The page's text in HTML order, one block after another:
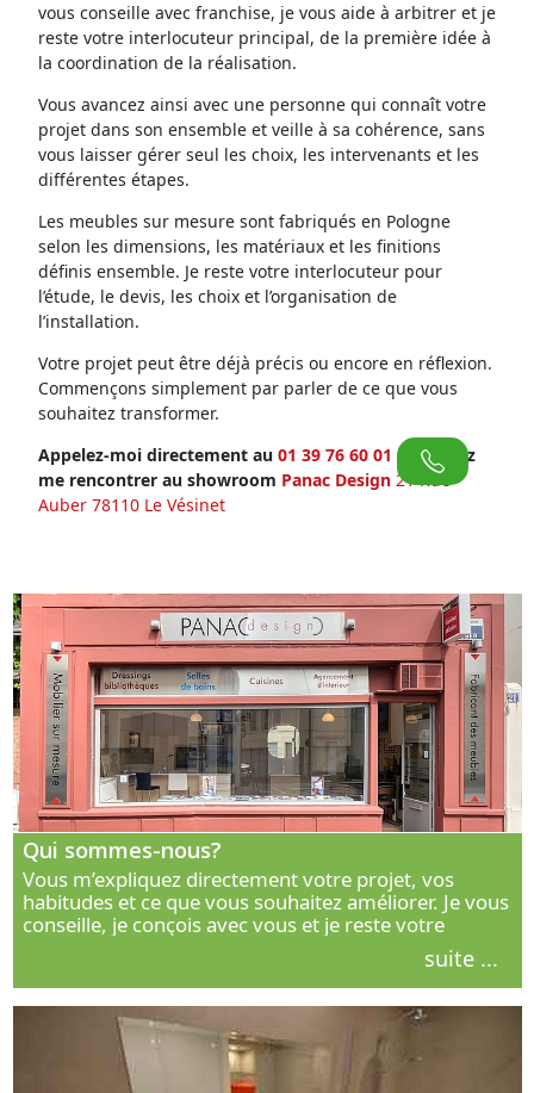
vous conseille avec franchise, je vous aide à arbitrer et je
reste votre interlocuteur principal, de la première idée à
la coordination de la réalisation.
Vous avancez ainsi avec une personne qui connaît votre
projet dans son ensemble et veille à sa cohérence, sans
vous laisser gérer seul les choix, les intervenants et les
différentes étapes.
Les meubles sur mesure sont fabriqués en Pologne
selon les dimensions, les matériaux et les finitions
définis ensemble. Je reste votre interlocuteur pour
l’étude, le devis, les choix et l’organisation de
l’installation.
Votre projet peut être déjà précis ou encore en réflexion.
Commençons simplement par parler de ce que vous
souhaitez transformer.
Appelez-moi directement au 01 39 76 60 01 ou venez
me rencontrer au showroom Panac Design 21 Rue
Auber 78110 Le Vésinet
Qui sommes-nous?
Vous m’expliquez directement votre projet, vos
habitudes et ce que vous souhaitez améliorer. Je vous
conseille, je conçois avec vous et je reste votre
interlocuteur principal. Découvrez ma façon de vous
suite ...